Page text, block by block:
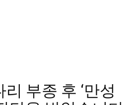
부종 후 ‘만성